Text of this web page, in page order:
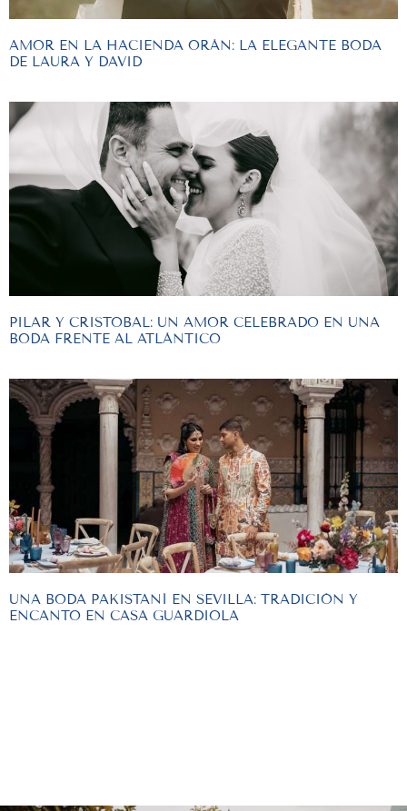
AMOR EN LA HACIENDA ORÁN: LA ELEGANTE BODA
DE LAURA Y DAVID
PILAR Y CRISTOBAL: UN AMOR CELEBRADO EN UNA
BODA FRENTE AL ATLÁNTICO
UNA BODA PAKISTANÍ EN SEVILLA: TRADICIÓN Y
ENCANTO EN CASA GUARDIOLA